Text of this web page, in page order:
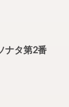
ナタ第2番